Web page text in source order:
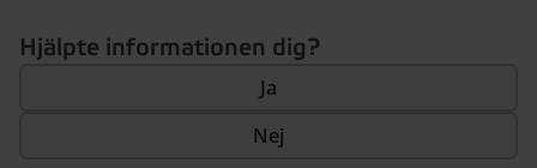
Hjälpte informationen dig?
Ja
Nej